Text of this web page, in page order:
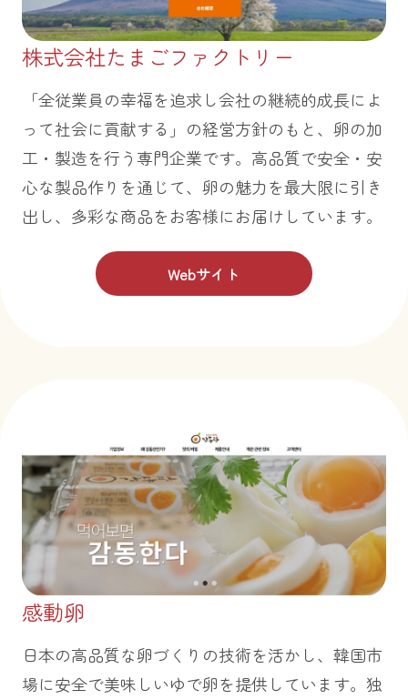
株式会社たまごファクトリー
「全従業員の幸福を追求し会社の継続的成長によ
って社会に貢献する」の経営方針のもと、卵の加
工・製造を行う専門企業です。高品質で安全・安
心な製品作りを通じて、卵の魅力を最大限に引き
出し、多彩な商品をお客様にお届けしています。
Webサイト
感動卵
日本の高品質な卵づくりの技術を活かし、韓国市
場に安全で美味しいゆで卵を提供しています。独